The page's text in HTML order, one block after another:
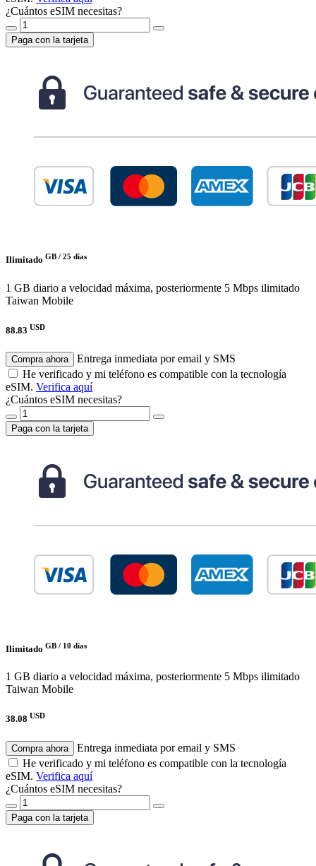
¿Cuántos eSIM necesitas?
Paga con la tarjeta
Ilimitado GB / 25 días
1 GB diario a velocidad máxima, posteriormente 5 Mbps ilimitado
Taiwan Mobile
88.83 USD
Compra ahora
Entrega inmediata por email y SMS
He verificado y mi teléfono es compatible con la tecnología
eSIM. Verifica aquí
¿Cuántos eSIM necesitas?
Paga con la tarjeta
Ilimitado GB / 10 días
1 GB diario a velocidad máxima, posteriormente 5 Mbps ilimitado
Taiwan Mobile
38.08 USD
Compra ahora
Entrega inmediata por email y SMS
He verificado y mi teléfono es compatible con la tecnología
eSIM. Verifica aquí
¿Cuántos eSIM necesitas?
Paga con la tarjeta